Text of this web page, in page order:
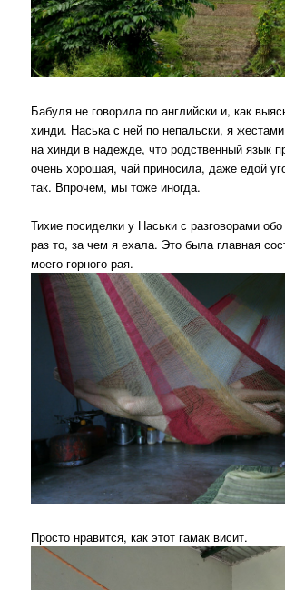
Бабуля не говорила по английски и, как
хинди. Наська с ней по непальски, я жестами
на хинди в надежде, что родственный язык
очень хорошая, чай приносила, даже едой
так. Впрочем, мы тоже иногда.
Тихие посиделки у Наськи с разговорами
раз то, за чем я ехала. Это была главная
моего горного рая.
Просто нравится, как этот гамак висит.